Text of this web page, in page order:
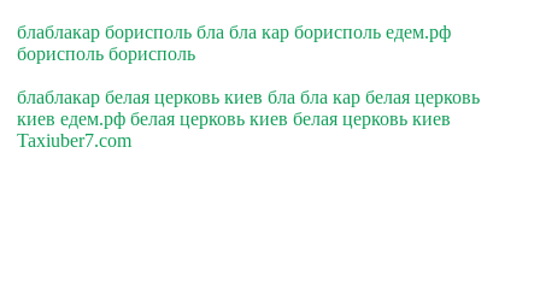
блаблакар борисполь бла бла кар борисполь едем.рф
борисполь борисполь
блаблакар белая церковь киев бла бла кар белая церковь
киев едем.рф белая церковь киев белая церковь киев
Taxiuber7.com